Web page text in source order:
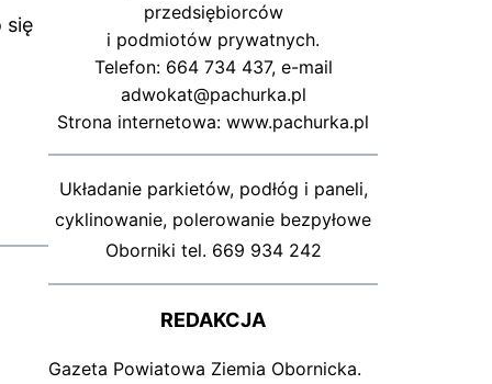
się
przedsiębiorców
i podmiotów prywatnych.
Telefon: 664 734 437, e-mail
adwokat@pachurka.pl
Strona internetowa: www.pachurka.pl
Układanie parkietów, podłóg i paneli,
cyklinowanie, polerowanie bezpyłowe
Oborniki tel. 669 934 242
REDAKCJA
Gazeta Powiatowa Ziemia Obornicka.